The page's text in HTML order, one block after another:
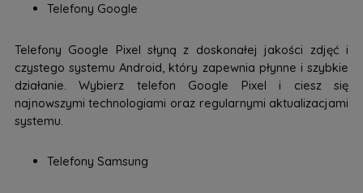
Telefony Google
Telefony Google Pixel słyną z doskonałej jakości zdjęć i
czystego systemu Android, który zapewnia płynne i szybkie
działanie. Wybierz telefon Google Pixel i ciesz się
najnowszymi technologiami oraz regularnymi aktualizacjami
systemu.
Telefony Samsung